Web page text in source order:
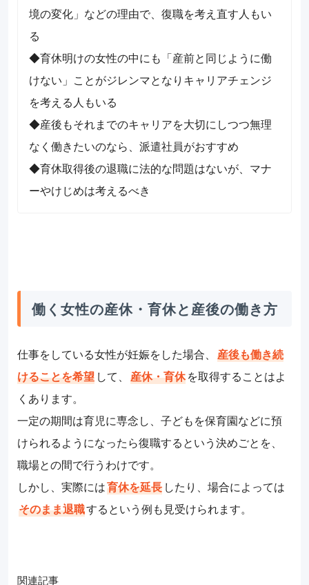
境の変化」などの理由で、復職を考え直す人もい
る
◆育休明けの女性の中にも「産前と同じように働
けない」ことがジレンマとなりキャリアチェンジ
を考える人もいる
◆産後もそれまでのキャリアを大切にしつつ無理
なく働きたいのなら、派遣社員がおすすめ
◆育休取得後の退職に法的な問題はないが、マナ
ーやけじめは考えるべき
働く女性の産休・育休と産後の働き方
仕事をしている女性が妊娠をした場合、 産後も働き続
けることを希望 して、 産休・育休を取得することはよ
くあります。
一定の期間は育児に専念し、子どもを保育園などに預
けられるようになったら復職するという決めごとを、
職場との間で行うわけです。
しかし、実際には育休を延長 したり、場合によっては
そのまま退職するという例も見受けられます。
関連記事